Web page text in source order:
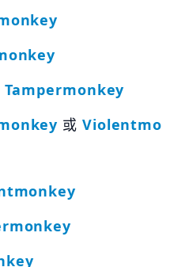
Tampermonkey
或 Violentmo